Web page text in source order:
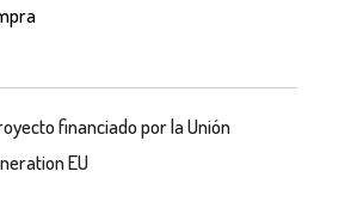
financiado por la Unión
EU